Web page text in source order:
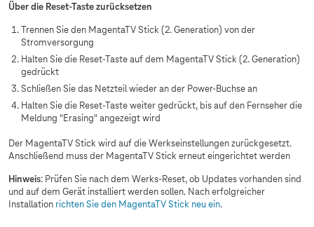
Über die Reset-Taste zurücksetzen
Trennen Sie den MagentaTV Stick (2. Generation) von der
Stromversorgung
Halten Sie die Reset-Taste auf dem MagentaTV Stick (2. Generation)
gedrückt
Schließen Sie das Netzteil wieder an der Power-Buchse an
Halten Sie die Reset-Taste weiter gedrückt, bis auf den Fernseher die
Meldung "Erasing" angezeigt wird
Der MagentaTV Stick wird auf die Werkseinstellungen zurückgesetzt.
Anschließend muss der MagentaTV Stick erneut eingerichtet werden
Hinweis: Prüfen Sie nach dem Werks-Reset, ob Updates vorhanden sind
und auf dem Gerät installiert werden sollen. Nach erfolgreicher
Installation richten Sie den MagentaTV Stick neu ein.